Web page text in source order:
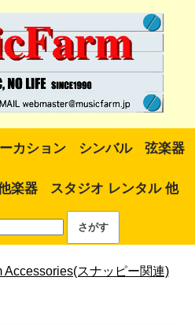
カション シンバル 弦楽器
楽器 スタジオ レンタル 他
Accessories(スナッピー関連)